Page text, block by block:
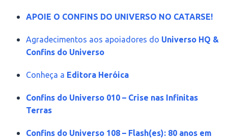
APOIE O CONFINS DO UNIVERSO NO CATARSE!
Agradecimentos aos apoiadores do Universo HQ &
Confins do Universo
Conheça a Editora Heróica
Confins do Universo 010 – Crise nas Infinitas
Terras
Confins do Universo 108 – Flash(es): 80 anos em